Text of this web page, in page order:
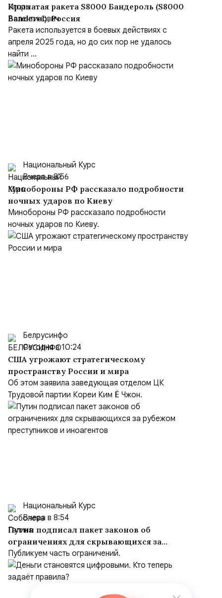
Крылатая ракета S8000 Бандероль (S8000
Banderol), Россия
Ракета используется в боевых действиях с
апреля 2025 года, но до сих пор не удалось
найти ...
Национальный Курс
Вчера в 8:56
Минобороны РФ рассказало подробности
ночных ударов по Киеву
Минобороны РФ рассказало подробности
ночных ударов по Киеву.
Белрусинфо
Сегодня в 10:24
США угрожают стратегическому
пространству России и мира
Об этом заявила заведующая отделом ЦК
Трудовой партии Кореи Ким Ё Чжон.
Национальный Курс
Вчера в 8:54
Путин подписал пакет законов об
ограничениях для скрывающихся за
рубежом преступников и иноагентов
Публикуем часть ограничений.